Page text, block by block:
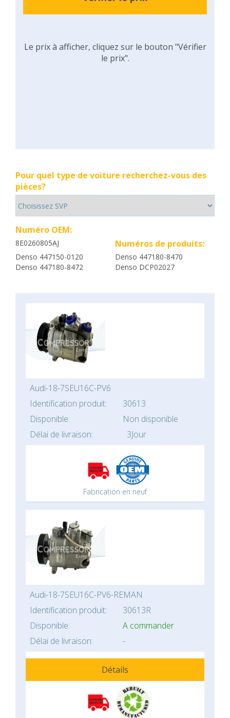
Le prix à afficher, cliquez sur le bouton "Vérifier
le prix".
Pour quel type de voiture recherchez-vous des
pièces?
Numéro OEM:
8E0260805AJ Numéros de produits:
Denso 447150-0120
Denso 447180-8470
Denso 447180-8472
Denso DCP02027
Audi-18-7SEU16C-PV6
Identification produit:
30613
Disponible:
Non disponible
Délai de livraison:
3Jour
Fabrication en neuf
Audi-18-7SEU16C-PV6-REMAN
Identification produit:
30613R
Disponible:
A commander
Délai de livraison:
-
Détails